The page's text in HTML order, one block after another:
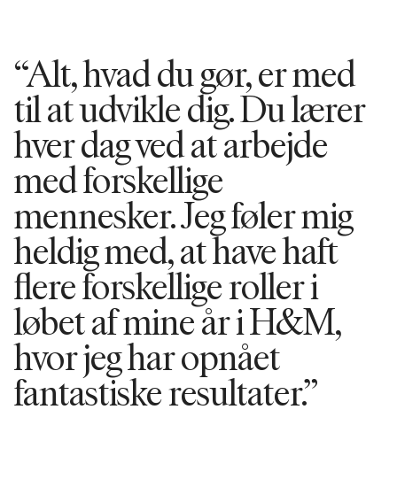
“Alt, hvad du gør, er med
til at udvikle dig. Du lærer
hver dag ved at arbejde
med forskellige
mennesker. Jeg føler mig
heldig med, at have haft
flere forskellige roller i
løbet af mine år i H&M,
hvor jeg har opnået
fantastiske resultater.”